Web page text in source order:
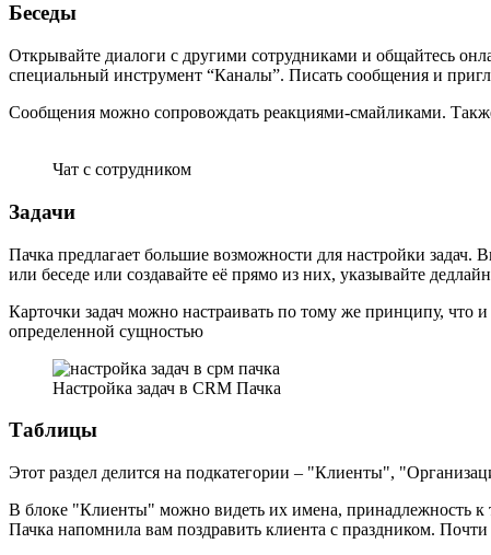
Беседы
Открывайте диалоги с другими сотрудниками и общайтесь
специальный инструмент “Каналы”. Писать сообщения и
Сообщения можно сопровождать реакциями-смайликами.
Чат с сотрудником
Задачи
Пачка предлагает большие возможности для настройки
или беседе или создавайте её прямо из них, указывайте
Карточки задач можно настраивать по тому же принципу, что
определенной сущностью
Настройка задач в CRM Пачка
Таблицы
Этот раздел делится на подкатегории – "Клиенты",
В блоке "Клиенты" можно видеть их имена, принадлежность к
Пачка напомнила вам поздравить клиента с праздником.